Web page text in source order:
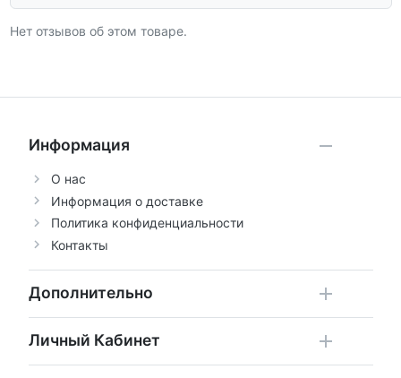
Нет отзывов об этом товаре.
Информация
О нас
Информация о доставке
Политика конфиденциальности
Контакты
Дополнительно
Личный Кабинет